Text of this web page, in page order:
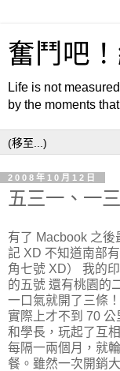
奮鬥吧
Life is not
by the moments
2008年10月12日
五三一、一
有了 Macbook 之
記 XD 不知道南部
角七號 XD） 我的
的五號 還有桃園的
一口氣就開了三條
實際上才不到 70
和學長，玩起了互
每隔一兩個月，就
餐。雖然一次開銷